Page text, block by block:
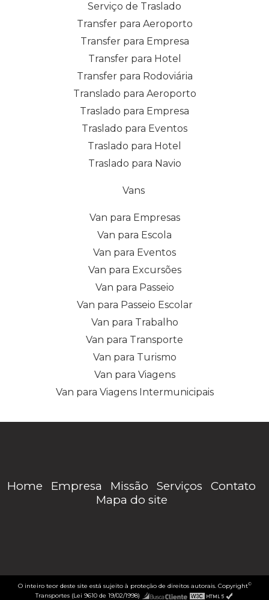
Serviço de Traslado
Transfer para Aeroporto
Transfer para Empresa
Transfer para Hotel
Transfer para Rodoviária
Translado para Aeroporto
Traslado para Empresa
Traslado para Eventos
Traslado para Hotel
Traslado para Navio
Vans
Van para Empresas
Van para Escola
Van para Eventos
Van para Excursões
Van para Passeio
Van para Passeio Escolar
Van para Trabalho
Van para Transporte
Van para Turismo
Van para Viagens
Van para Viagens Intermunicipais
Home Empresa Missão Serviços
Contato
Mapa do site
O inteiro teor deste site está sujeito à proteção de direitos autorais. Copyright©
Transportes (Lei 9610 de 19/02/1998)